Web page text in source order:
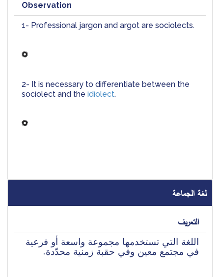
Observation
1- Professional jargon and argot are sociolects.
2- It is necessary to differentiate between the
sociolect and the idiolect.
لغة الجماعة
التعريف
في مجتمع معين وفي حقبة زمنية محدّدة.